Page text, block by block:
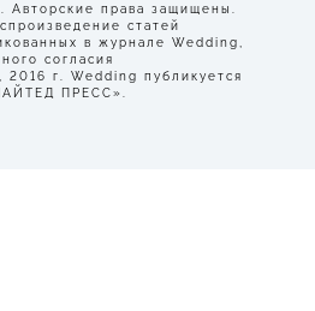
Авторские права защищены.
статей
в журнале Wedding,
согласия
г. Wedding публикуется
ПРЕСС».